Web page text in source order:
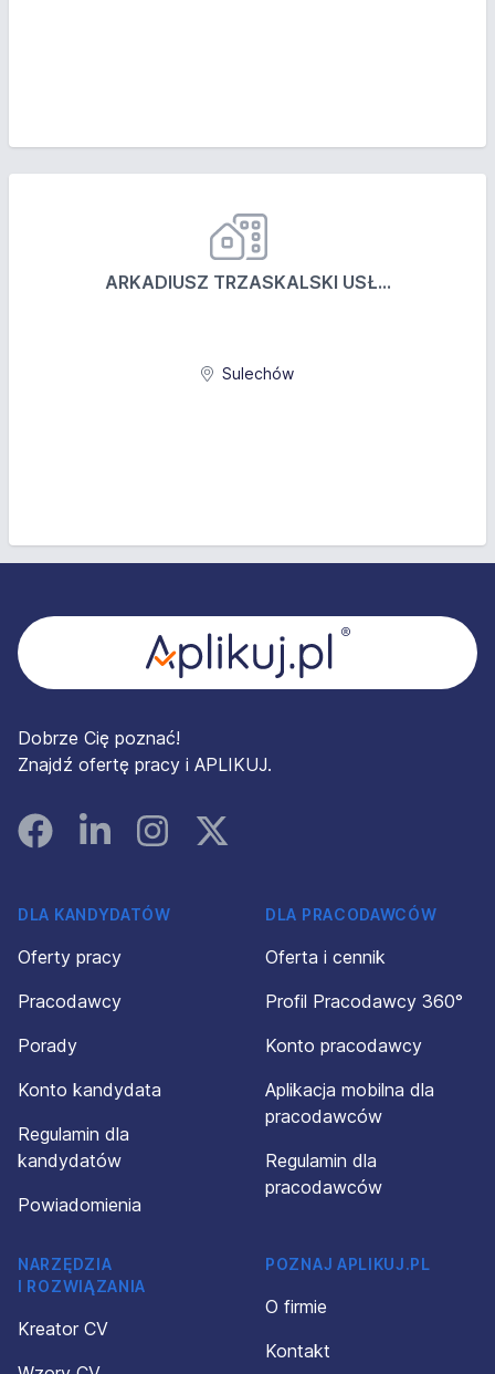
ARKADIUSZ TRZASKALSKI USŁ...
Sulechów
Dobrze Cię poznać!
Znajdź ofertę pracy i APLIKUJ.
FacebookLinked InInstagramInstagram
DLA KANDYDATÓW
Oferty pracy
Pracodawcy
Porady
Konto kandydata
Regulamin dla
kandydatów
Powiadomienia
DLA PRACODAWCÓW
Oferta i cennik
Profil Pracodawcy 360°
Konto pracodawcy
Aplikacja mobilna dla
pracodawców
Regulamin dla
pracodawców
NARZĘDZIA
I ROZWIĄZANIA
Kreator CV
POZNAJ APLIKUJ.PL
O firmie
Kontakt